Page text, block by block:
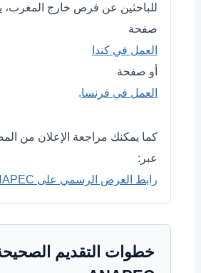
للباحثين عن فرص خارج المغرب،
صفحة
العمل في كندا
أو صفحة
العمل في فرنسا.
كما يمكنك مراجعة الإعلان من
عبر:
رابط العرض الرسمي على ANAPEC
خطوات التقديم